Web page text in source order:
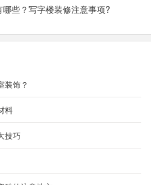
些？写字楼装修注意事项?
装饰？
料
技巧